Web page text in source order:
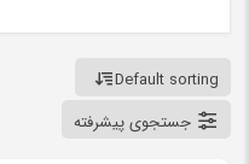
Default sorting
جستجوی پیشرفته